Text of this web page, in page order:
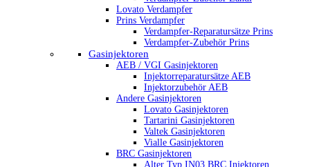
Lovato Verdampfer
Prins Verdampfer
Verdampfer-Reparatursätze Prins
Verdampfer-Zubehör Prins
Gasinjektoren
AEB / VGI Gasinjektoren
Injektorreparatursätze AEB
Injektorzubehör AEB
Andere Gasinjektoren
Lovato Gasinjektoren
Tartarini Gasinjektoren
Valtek Gasinjektoren
Vialle Gasinjektoren
BRC Gasinjektoren
Alter Typ IN03 BRC Injektoren